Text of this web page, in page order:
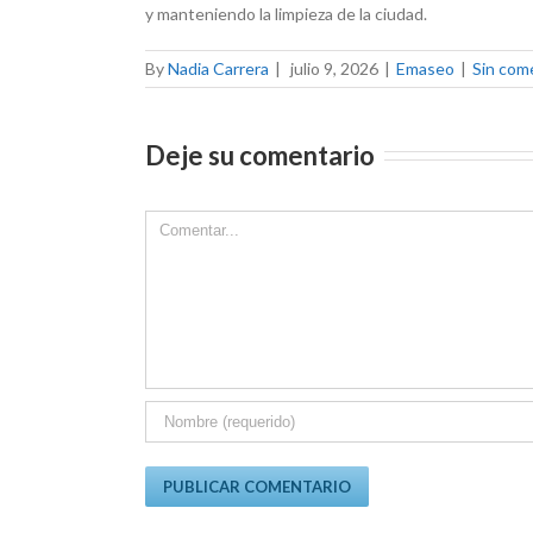
y manteniendo la limpieza de la ciudad.
ByNadia Carrera | julio 9, 2026 | Emaseo | Sin
Deje su comentario
Comment